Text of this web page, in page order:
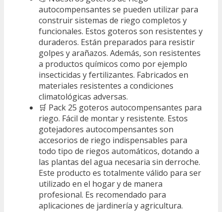
autocompensantes se pueden utilizar para
construir sistemas de riego completos y
funcionales. Estos goteros son resistentes y
duraderos. Están preparados para resistir
golpes y arañazos. Además, son resistentes
a productos químicos como por ejemplo
insecticidas y fertilizantes. Fabricados en
materiales resistentes a condiciones
climatológicas adversas.
🛒 Pack 25 goteros autocompensantes para
riego. Fácil de montar y resistente. Estos
gotejadores autocompensantes son
accesorios de riego indispensables para
todo tipo de riegos automáticos, dotando a
las plantas del agua necesaria sin derroche.
Este producto es totalmente válido para ser
utilizado en el hogar y de manera
profesional. Es recomendado para
aplicaciones de jardinería y agricultura.